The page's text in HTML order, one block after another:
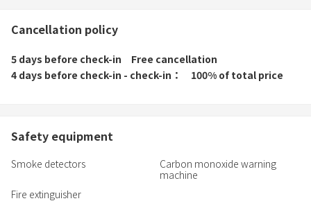
Cancellation policy
5 days before check-in
Free cancellation
4 days before check-in - check-in
100% of total price
Safety equipment
Smoke detectors
Carbon monoxide warning
machine
Fire extinguisher